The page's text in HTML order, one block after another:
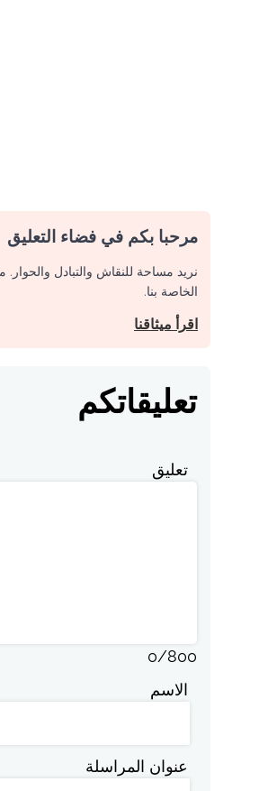
مرحبا بكم في فضاء التعليق
نريد مساحة للنقاش والتبادل
الخاصة بنا.
اقرأ ميثاقنا
تعليقاتكم
تعليق
0/800
الاسم
عنوان المراسلة